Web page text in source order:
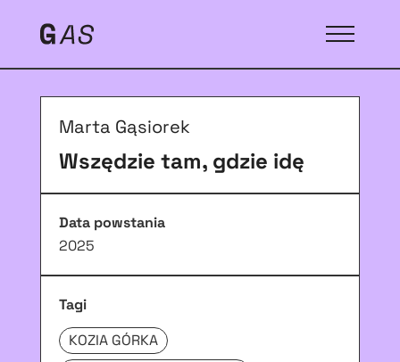
Marta Gąsiorek
Wszędzie tam, gdzie idę
Data powstania
2025
Tagi
KOZIA GÓRKA